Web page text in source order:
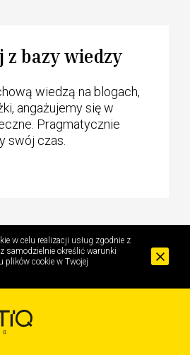
z bazy wiedzy
wiedzą na blogach,
angażujemy się w
Pragmatycznie
swój czas.
w celu realizacji usług zgodnie z
samodzielnie określić warunki
plików cookie w Twojej